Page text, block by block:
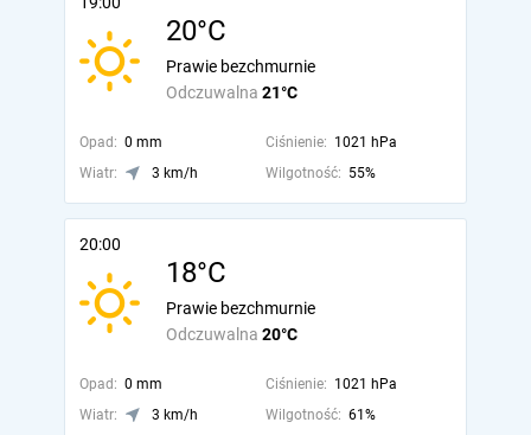
20°C
Odczuwalna 21°C
Prawie bezchmurnie
Opad: 0 mm Ciśnienie: 1021 hPa
Wiatr:
3 km/h Wilgotność: 55%
20:00
18°C
Odczuwalna 20°C
Prawie bezchmurnie
Opad: 0 mm Ciśnienie: 1021 hPa
Wiatr:
3 km/h Wilgotność: 61%